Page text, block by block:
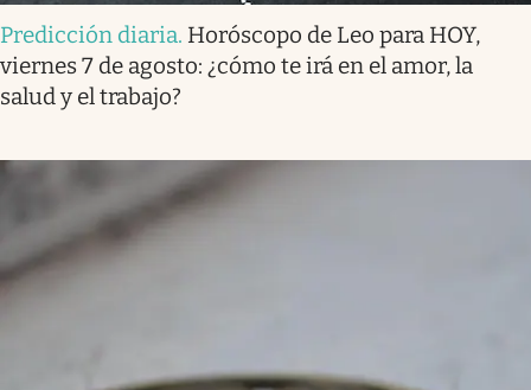
Predicción diaria. Horóscopo de Leo para HOY,
viernes 7 de agosto: ¿cómo te irá en el amor, la
salud y el trabajo?